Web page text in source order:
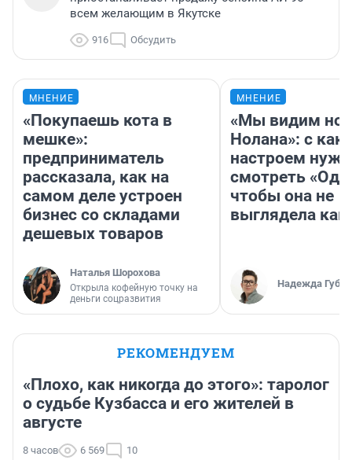
всем желающим в Якутске
916 Обсудить
МНЕНИЕ
«Покупаешь кота в
мешке»:
предприниматель
рассказала, как на
самом деле устроен
бизнес со складами
дешевых товаров
Наталья Шорохова
Открыла кофейную точку на
деньги соцразвития
МНЕНИЕ
«Мы видим
Нолана»: с
настроем
смотреть
чтобы она не
выглядела как
Надежда
РЕКОМЕНДУЕМ
«Плохо, как никогда до этого»: таролог
о судьбе Кузбасса и его жителей в
августе
8 часов 6 569 10